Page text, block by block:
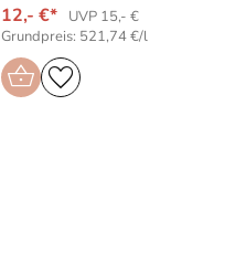
12,- €*
UVP 15,- €
Grundpreis: 521,74 €/l